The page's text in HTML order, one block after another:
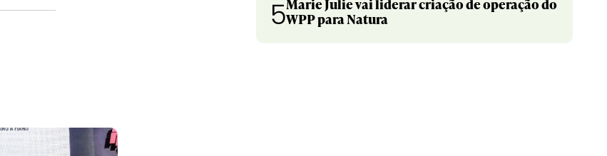
5Marie Julie vai liderar criação de operação do
WPP para Natura